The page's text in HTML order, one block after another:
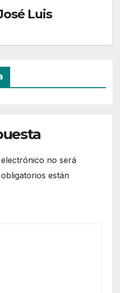
Luis
no será
están